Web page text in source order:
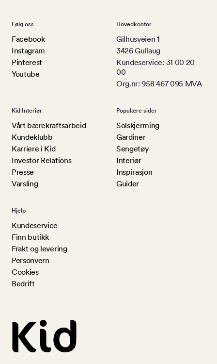
Følg oss
Facebook
Instagram
Pinterest
Youtube
Hovedkontor
Gilhusveien 1
3426 Gullaug
Kundeservice: 31 00 20
00
Org.nr: 958 467 095 MVA
Kid Interiør
Vårt bærekraftsarbeid
Kundeklubb
Karriere i Kid
Investor Relations
Presse
Varsling
Populære sider
Solskjerming
Gardiner
Sengetøy
Interiør
Inspirasjon
Guider
Hjelp
Kundeservice
Finn butikk
Frakt og levering
Personvern
Cookies
Bedrift